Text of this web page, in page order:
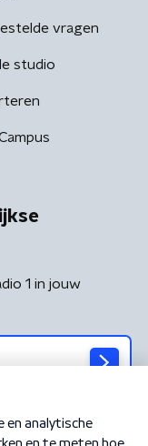
vragen
studio
1 in jouw